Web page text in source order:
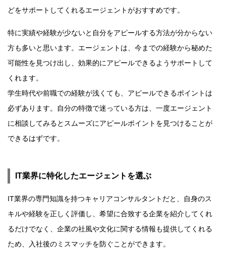
どをサポートしてくれるエージェントがおすすめです。
特に実績や経験が少ないと自分をアピールする方法が分からない
方も多いと思います。エージェントは、今までの経験から秘めた
可能性を見つけ出し、効果的にアピールできるようサポートして
くれます。
学生時代や前職での経験が浅くても、アピールできるポイントは
必ずあります。自分の特徴で迷っている方は、一度エージェント
に相談してみるとスムーズにアピールポイントを見つけることが
できるはずです。
IT業界に特化したエージェントを選ぶ
IT業界の専門知識を持つキャリアコンサルタントだと、自身のス
キルや経験を正しく評価し、希望に合致する企業を紹介してくれ
るだけでなく、企業の社風や文化に関する情報も提供してくれる
ため、入社後のミスマッチを防ぐことができます。